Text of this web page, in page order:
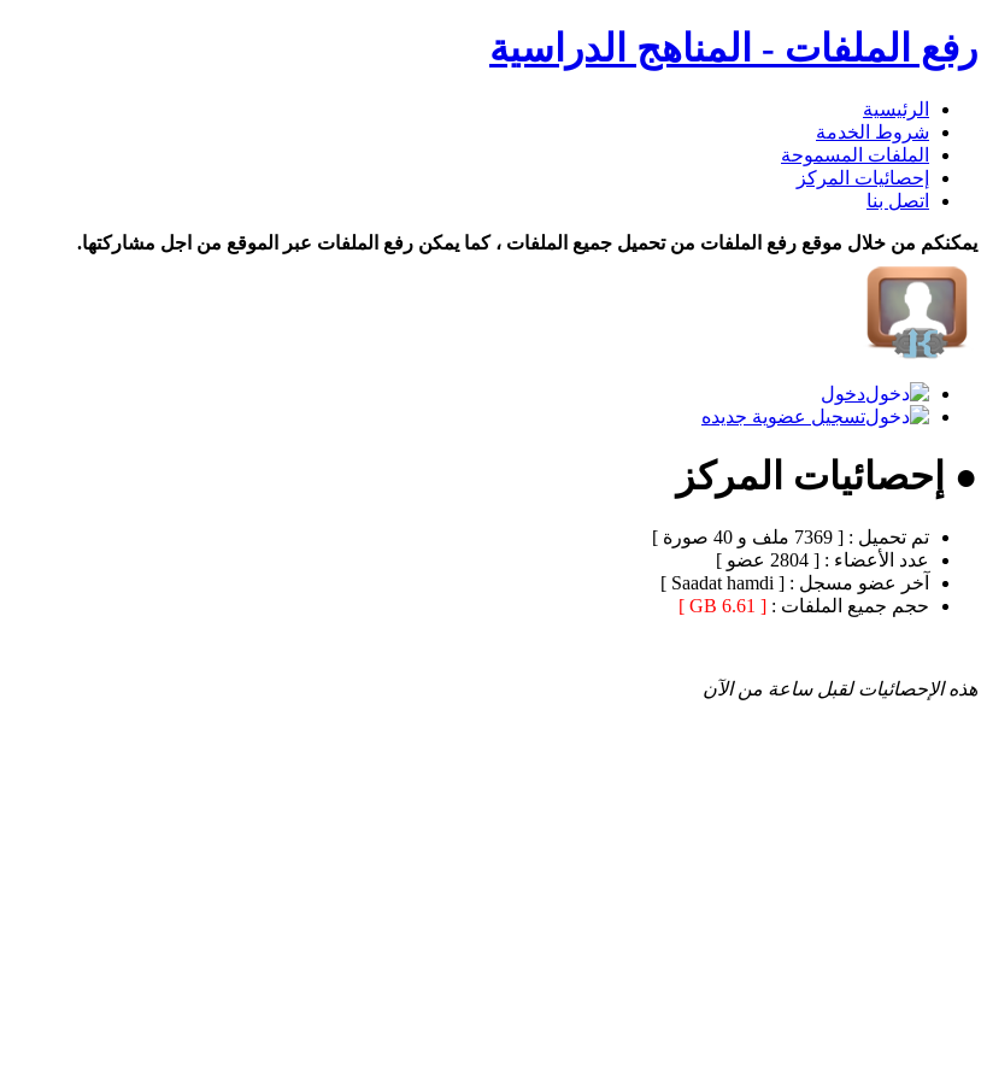
رفع الملفات - المناهج الدراسية
الرئيسية
شروط الخدمة
الملفات المسموحة
إحصائيات المركز
اتصل بنا
يمكنكم من خلال موقع رفع الملفات من تحميل جميع الملفات ، كما يمكن رفع الملفات عبر الموقع من اجل مشاركتها.
دخول
تسجيل عضوية جديده
● إحصائيات المركز
تم تحميل : [ 7369 ملف و 40 صورة ]
عدد الأعضاء : [ 2804 عضو ]
آخر عضو مسجل : [ Saadat hamdi ]
حجم جميع الملفات : [ 6.61 GB ]
هذه الإحصائيات لقبل ساعة من الآن